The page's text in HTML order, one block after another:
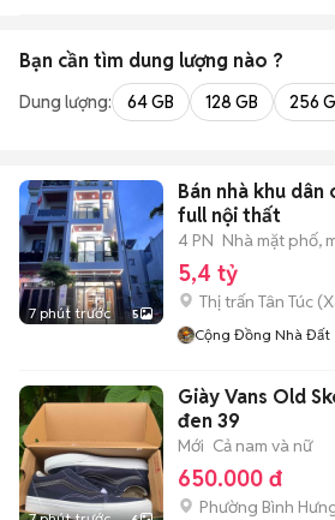
Bạn cần tìm dung lượng nào ?
Dung lượng: 64 GB 128 GB 256
7 phút trước 5
Bán nhà khu dân
full nội thất
4 PN Nhà mặt phố,
5,4 tỷ
Thị trấn Tân Túc (
Cộng Đồng Nhà Đất
Giày Vans Old
đen 39
Mới Cả nam và nữ
650.000 đ
Phường Bình